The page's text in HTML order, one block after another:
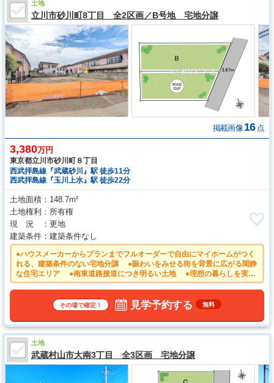
土地
立川市砂川町8丁目 全2区画／B号地 宅地分譲
掲載画像 16 点
3,380万円
東京都立川市砂川町８丁目
西武拝島線『武蔵砂川』駅 徒歩11分
西武拝島線『玉川上水』駅 徒歩22分
土地面積
148.7m²
土地権利
所有権
現 況
更地
建築条件
建築条件なし
●ハウスメーカーからプランまでフルオーダーで自由にマイホームがつく
れる、建築条件のない宅地分譲 ●賑わいをみせる街を背景に広がる閑静
な住宅エリア ●南東道路接道につき明るい土地 ●理想の暮らしを実現
する為にはどんな間取りが良いか。 ●希望を叶える為に参考プランのご
ご連絡・ご相談下さい。
その場で確定！ 見学予約する 無料
土地
武蔵村山市大南3丁目 全3区画 宅地分譲